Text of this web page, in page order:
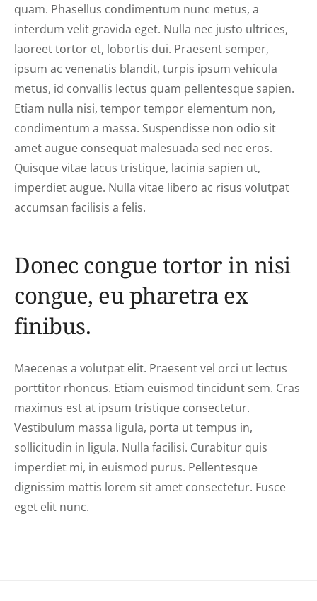
quam. Phasellus condimentum nunc metus, a
interdum velit gravida eget. Nulla nec justo ultrices,
laoreet tortor et, lobortis dui. Praesent semper,
ipsum ac venenatis blandit, turpis ipsum vehicula
metus, id convallis lectus quam pellentesque sapien.
Etiam nulla nisi, tempor tempor elementum non,
condimentum a massa. Suspendisse non odio sit
amet augue consequat malesuada sed nec eros.
Quisque vitae lacus tristique, lacinia sapien ut,
imperdiet augue. Nulla vitae libero ac risus volutpat
accumsan facilisis a felis.
Donec congue tortor in nisi
congue, eu pharetra ex
finibus.
Maecenas a volutpat elit. Praesent vel orci ut lectus
porttitor rhoncus. Etiam euismod tincidunt sem. Cras
maximus est at ipsum tristique consectetur.
Vestibulum massa ligula, porta ut tempus in,
sollicitudin in ligula. Nulla facilisi. Curabitur quis
imperdiet mi, in euismod purus. Pellentesque
dignissim mattis lorem sit amet consectetur. Fusce
eget elit nunc.